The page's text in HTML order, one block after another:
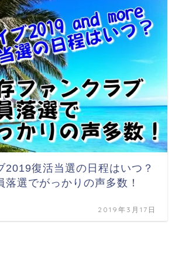
2019復活当選の日程はいつ？
落選でがっかりの声多数！
2019年3月17日